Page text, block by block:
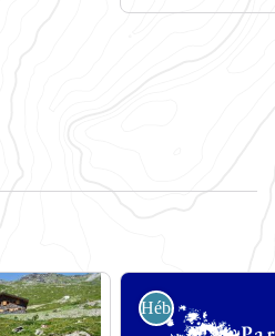
Hébergement